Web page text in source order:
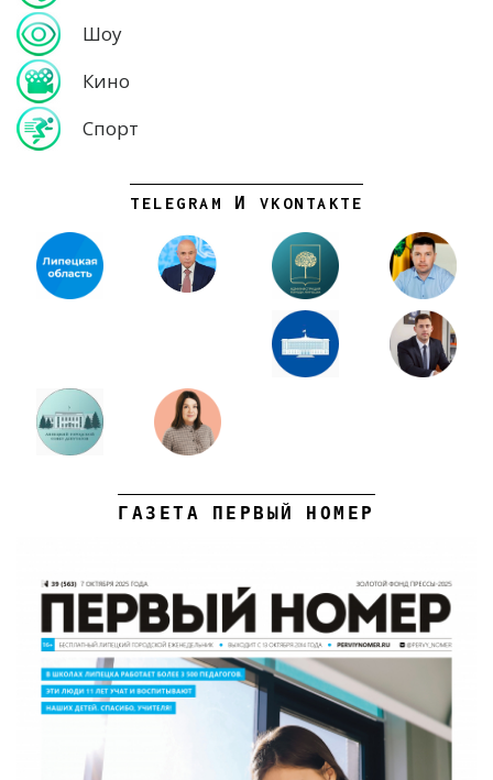
Шоу
Кино
Спорт
TELEGRAM И VKONTAKTE
ГАЗЕТА ПЕРВЫЙ НОМЕР